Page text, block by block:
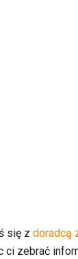
się z doradcą
ci zebrać